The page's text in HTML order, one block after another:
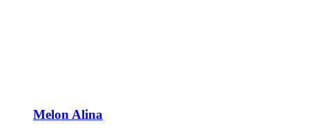
Melon Alina